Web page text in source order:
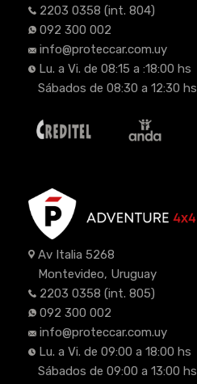
2203 0358 (int. 804)
092 300 002
info@proteccar.com.uy
Lu. a Vi. de 08:15 a :18:00 hs
Sábados de 08:30 a 12:30 hs
Av Italia 5268
Montevideo, Uruguay
2203 0358 (int. 805)
092 300 002
info@proteccar.com.uy
Lu. a Vi. de 09:00 a 18:00 hs
Sábados de 09:00 a 13:00 hs